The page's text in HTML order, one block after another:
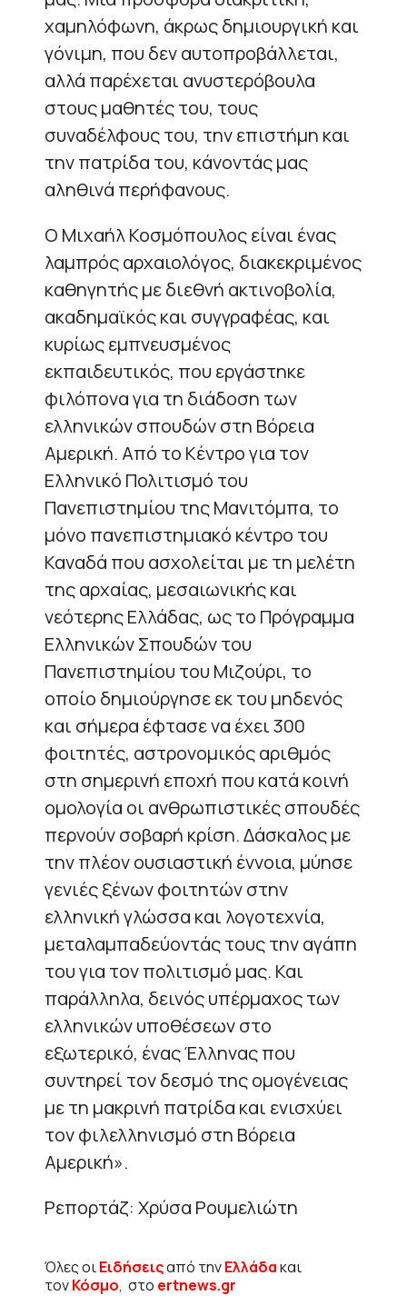
χαμηλόφωνη, άκρως δημιουργική και
γόνιμη, που δεν αυτοπροβάλλεται,
αλλά παρέχεται ανυστερόβουλα
στους μαθητές του, τους
συναδέλφους του, την επιστήμη και
την πατρίδα του, κάνοντάς μας
αληθινά περήφανους.
O Μιχαήλ Κοσμόπουλος είναι ένας
λαμπρός αρχαιολόγος, διακεκριμένος
καθηγητής με διεθνή ακτινοβολία,
ακαδημαϊκός και συγγραφέας, και
κυρίως εμπνευσμένος
εκπαιδευτικός, που εργάστηκε
φιλόπονα για τη διάδοση των
ελληνικών σπουδών στη Βόρεια
Αμερική. Από το Κέντρο για τον
Ελληνικό Πολιτισμό του
Πανεπιστημίου της Μανιτόμπα, το
μόνο πανεπιστημιακό κέντρο του
Καναδά που ασχολείται με τη μελέτη
της αρχαίας, μεσαιωνικής και
νεότερης Ελλάδας, ως το Πρόγραμμα
Ελληνικών Σπουδών του
Πανεπιστημίου του Μιζούρι, το
οποίο δημιούργησε εκ του μηδενός
και σήμερα έφτασε να έχει 300
φοιτητές, αστρονομικός αριθμός
στη σημερινή εποχή που κατά κοινή
ομολογία οι ανθρωπιστικές σπουδές
περνούν σοβαρή κρίση. Δάσκαλος με
την πλέον ουσιαστική έννοια, μύησε
γενιές ξένων φοιτητών στην
ελληνική γλώσσα και λογοτεχνία,
μεταλαμπαδεύοντάς τους την αγάπη
του για τον πολιτισμό μας. Και
παράλληλα, δεινός υπέρμαχος των
ελληνικών υποθέσεων στο
εξωτερικό, ένας Έλληνας που
συντηρεί τον δεσμό της ομογένειας
με τη μακρινή πατρίδα και ενισχύει
τον φιλελληνισμό στη Βόρεια
Αμερική».
Ρεπορτάζ: Χρύσα Ρουμελιώτη
Όλες οιΕιδήσειςαπό τηνΕλλάδακαι
τονΚόσμο, στο ertnews.gr